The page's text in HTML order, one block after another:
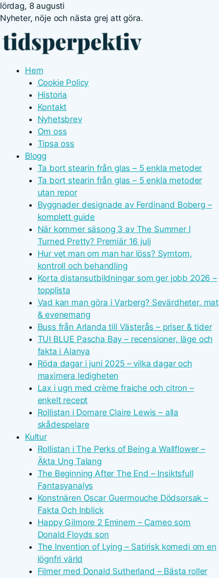
lördag, 8 augusti
Nyheter, nöje och nästa grej att göra.
Hem
Cookie Policy
Historia
Kontakt
Nyhetsbrev
Om oss
Tipsa oss
Blogg
Ta bort stearin från glas – 5 enkla metoder
Ta bort stearin från glas – 5 enkla metoder
utan repor
Byggnader designade av Ferdinand Boberg –
komplett guide
När kommer säsong 3 av The Summer I
Turned Pretty? Premiär 16 juli
Hur vet man om man har löss? Symtom,
kontroll och behandling
Korta distansutbildningar som ger jobb 2026 –
topplista
Vad kan man göra i Varberg? Sevärdheter, mat
& evenemang
Buss från Arlanda till Västerås – priser & tider
TUI BLUE Pascha Bay – recensioner, läge och
fakta i Alanya
Röda dagar i juni 2025 – vilka dagar och
maximera ledigheten
Lax i ugn med crème fraiche och citron –
enkelt recept
Rollistan i Domare Claire Lewis – alla
skådespelare
Kultur
Rollistan i The Perks of Being a Wallflower –
Äkta Ung Talang
The Beginning After The End – Insiktsfull
Fantasyanalys
Konstnären Oscar Guermouche Dödsorsak –
Fakta Och Inblick
Happy Gilmore 2 Eminem – Cameo som
Donald Floyds son
The Invention of Lying – Satirisk komedi om en
lögnfri värld
Filmer med Donald Sutherland – Bästa roller